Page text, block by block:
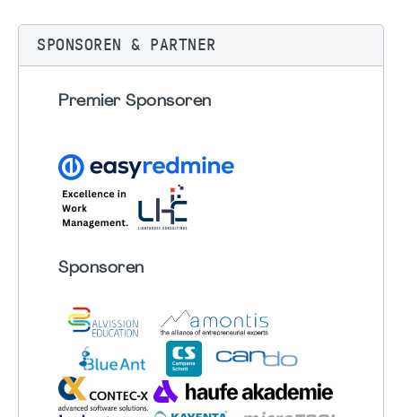
SPONSOREN & PARTNER
Premier Sponsoren
Sponsoren